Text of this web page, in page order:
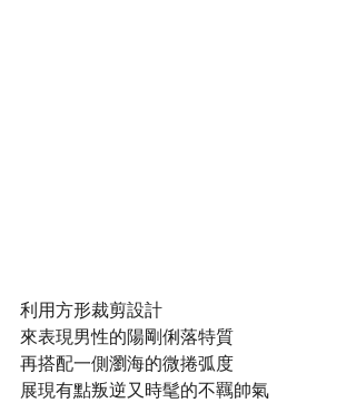
利用方形裁剪設計
來表現男性的陽剛俐落特質
再搭配一側瀏海的微捲弧度
展現有點叛逆又時髦的不羈帥氣